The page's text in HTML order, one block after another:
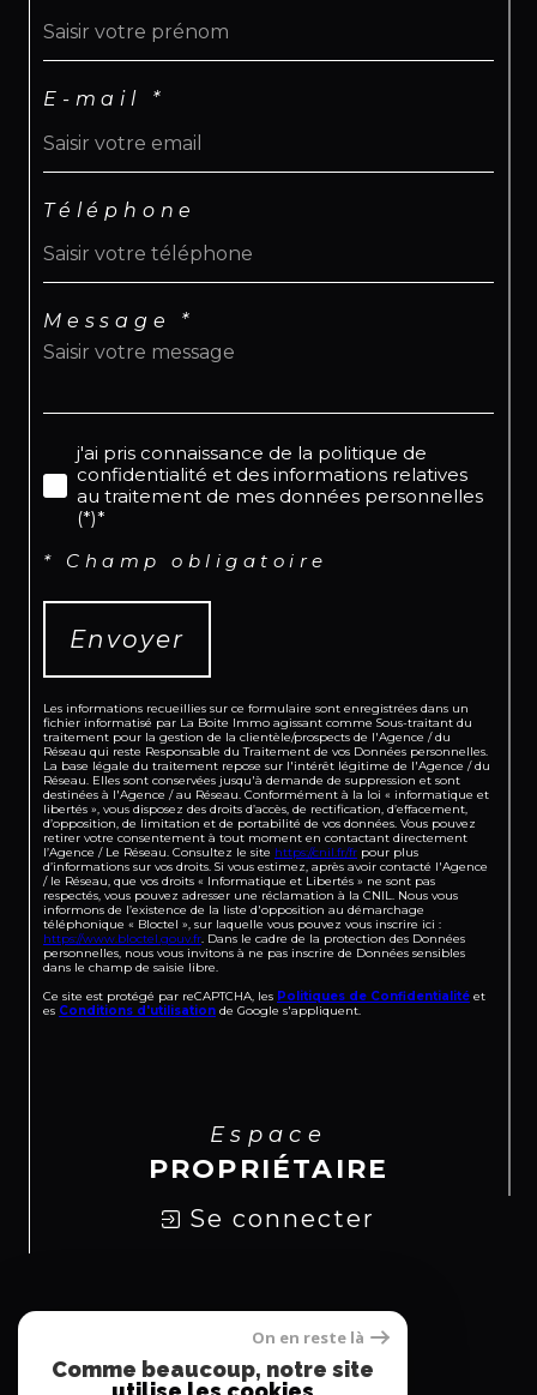
E-mail *
Téléphone
Message *
j'ai pris connaissance de la politique de
confidentialité et des informations relatives
au traitement de mes données personnelles
(*)*
* Champ obligatoire
Envoyer
Les informations recueillies sur ce formulaire sont enregistrées dans un
fichier informatisé par La Boite Immo agissant comme Sous-traitant du
traitement pour la gestion de la clientèle/prospects de l'Agence / du
Réseau qui reste Responsable du Traitement de vos Données personnelles.
La base légale du traitement repose sur l'intérêt légitime de l'Agence / du
Réseau. Elles sont conservées jusqu'à demande de suppression et sont
destinées à l'Agence / au Réseau. Conformément à la loi « informatique et
libertés », vous disposez des droits d’accès, de rectification, d’effacement,
d’opposition, de limitation et de portabilité de vos données. Vous pouvez
retirer votre consentement à tout moment en contactant directement
l’Agence / Le Réseau. Consultez le site https://cnil.fr/fr pour plus
d’informations sur vos droits. Si vous estimez, après avoir contacté l'Agence
/ le Réseau, que vos droits « Informatique et Libertés » ne sont pas
respectés, vous pouvez adresser une réclamation à la CNIL. Nous vous
informons de l’existence de la liste d'opposition au démarchage
téléphonique « Bloctel », sur laquelle vous pouvez vous inscrire ici :
https://www.bloctel.gouv.fr . Dans le cadre de la protection des Données
personnelles, nous vous invitons à ne pas inscrire de Données sensibles
dans le champ de saisie libre.
Ce site est protégé par reCAPTCHA, les Politiques de Confidentialité et
es Conditions d'utilisation de Google s'appliquent.
Espace
PROPRIÉTAIRE
Se connecter
Nous
ADHÉRONS
On en reste là
Comme beaucoup, notre site